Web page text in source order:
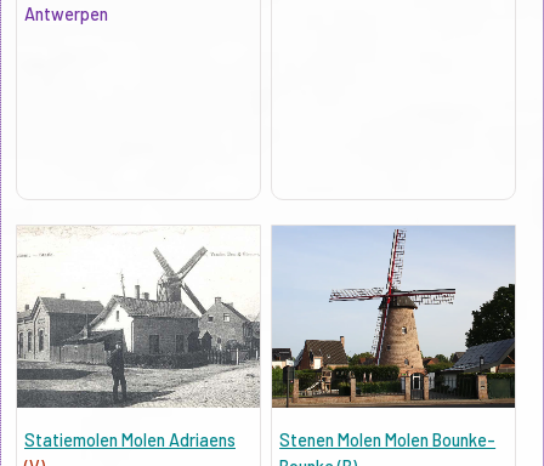
Antwerpen
Statiemolen Molen Adriaens
Stenen Molen Molen Bounke-